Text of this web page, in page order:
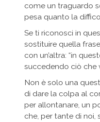
come un traguardo
pesa quanto la
Se ti riconosci in
sostituire quella
con un’altra: “in
succedendo ciò che
Non è solo una
di dare la colpa al
per allontanare, un
che, per tante di